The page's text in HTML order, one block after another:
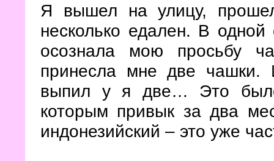
Я вышел на улицу,
несколько едален. В
осознала мою просьбу
принесла мне две
выпил у я две… Это
которым привык за два
индонезийский – это уже